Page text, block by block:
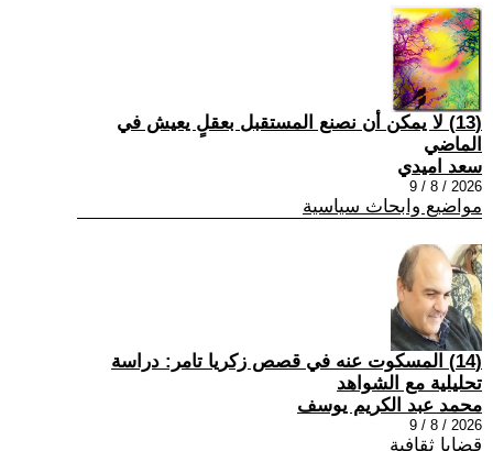
(13) لا يمكن أن نصنع المستقبل بعقلٍ يعيش في
الماضي
سعد اميدي
2026 / 8 / 9
مواضيع وابحاث سياسية
(14) المسكوت عنه في قصص زكريا تامر: دراسة
تحليلية مع الشواهد
محمد عبد الكريم يوسف
2026 / 8 / 9
قضايا ثقافية